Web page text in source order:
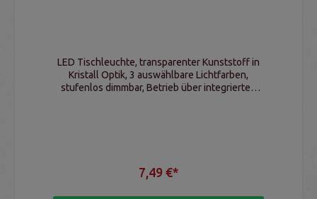
LED Tischleuchte, transparenter Kunststoff in
Kristall Optik, 3 auswählbare Lichtfarben,
stufenlos dimmbar, Betrieb über integrierten
7,49 €*